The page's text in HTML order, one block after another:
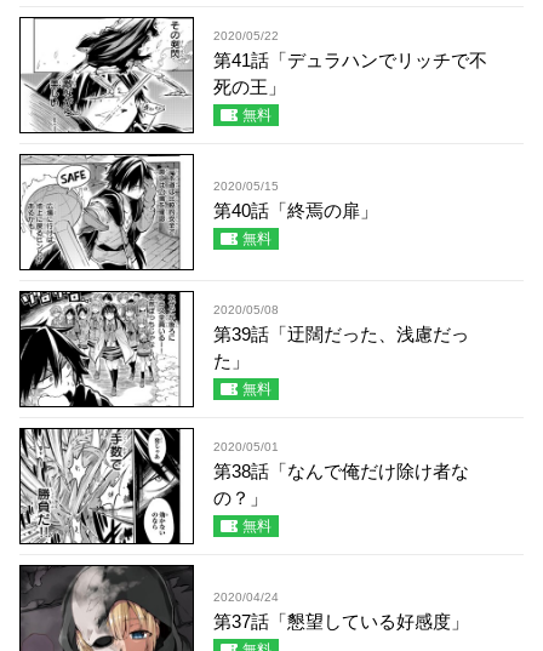
2020/05/22
第41話「デュラハンでリッチで不
死の王」
無料
2020/05/15
第40話「終焉の扉」
無料
2020/05/08
第39話「迂闊だった、浅慮だっ
た」
無料
2020/05/01
第38話「なんで俺だけ除け者な
の？」
無料
2020/04/24
第37話「懇望している好感度」